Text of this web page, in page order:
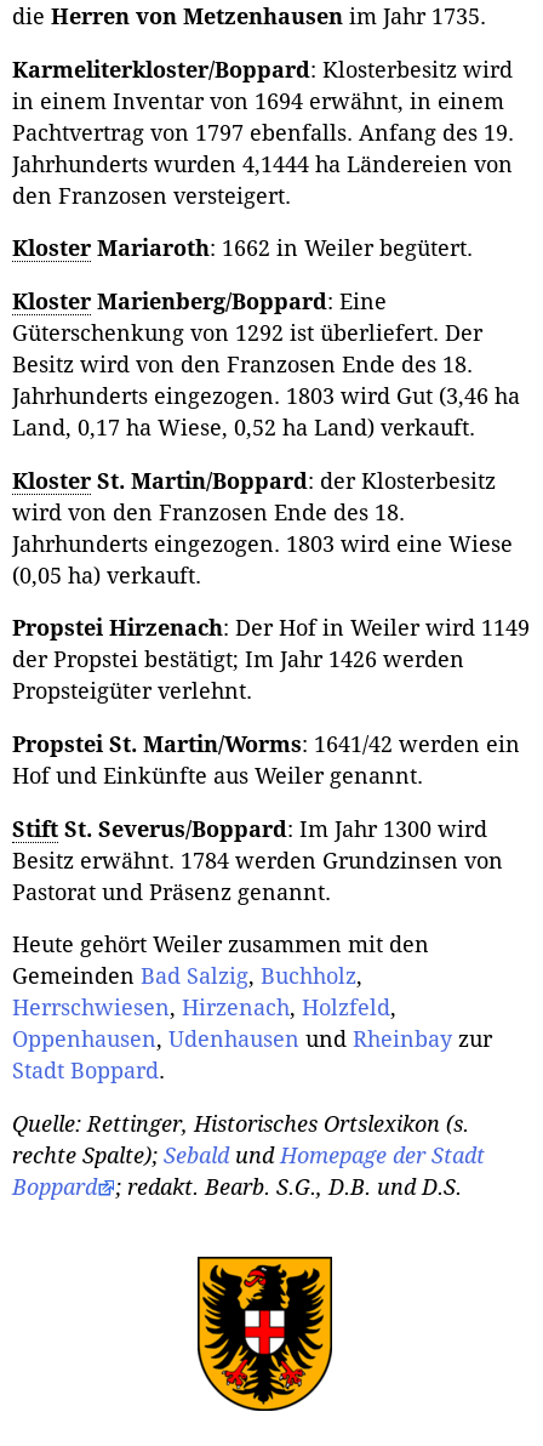
die Herren von Metzenhausen im Jahr 1735.
Karmeliterkloster/Boppard: Klosterbesitz wird
in einem Inventar von 1694 erwähnt, in einem
Pachtvertrag von 1797 ebenfalls. Anfang des 19.
Jahrhunderts wurden 4,1444 ha Ländereien von
den Franzosen versteigert.
Kloster Mariaroth: 1662 in Weiler begütert.
Kloster Marienberg/Boppard: Eine
Güterschenkung von 1292 ist überliefert. Der
Besitz wird von den Franzosen Ende des 18.
Jahrhunderts eingezogen. 1803 wird Gut (3,46 ha
Land, 0,17 ha Wiese, 0,52 ha Land) verkauft.
Kloster St. Martin/Boppard: der Klosterbesitz
wird von den Franzosen Ende des 18.
Jahrhunderts eingezogen. 1803 wird eine Wiese
(0,05 ha) verkauft.
Propstei Hirzenach: Der Hof in Weiler wird 1149
der Propstei bestätigt; Im Jahr 1426 werden
Propsteigüter verlehnt.
Propstei St. Martin/Worms: 1641/42 werden ein
Hof und Einkünfte aus Weiler genannt.
Stift St. Severus/Boppard: Im Jahr 1300 wird
Besitz erwähnt. 1784 werden Grundzinsen von
Pastorat und Präsenz genannt.
Heute gehört Weiler zusammen mit den
Gemeinden Bad Salzig, Buchholz,
Herrschwiesen, Hirzenach, Holzfeld,
Oppenhausen, Udenhausen und Rheinbayzur
Stadt Boppard.
Quelle:Rettinger, Historisches Ortslexikon (s.
rechte Spalte); SebaldundHomepage der Stadt
Boppard
; redakt. Bearb. S.G., D.B. und D.S.